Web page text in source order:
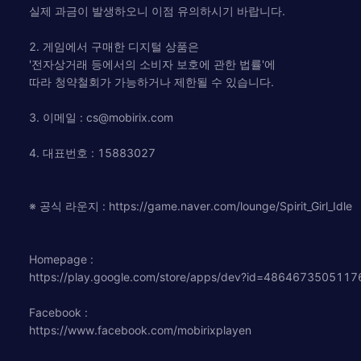
실제 과금이 발생하오니 이점 유의하시기 바랍니다.
2. 게임에서 구매한 디지털 상품은
'전자상거래 등에서의 소비자 보호에 관한 법률'에
따라 청약철회가 가능하거나 제한될 수 있습니다.
3. 이메일 : cs@mobirix.com
4. 대표번호 : 15883027
※ 공식 라운지 : https://game.naver.com/lounge/Spirit_Girl_Idle
Homepage :
https://play.google.com/store/apps/
Facebook :
https://www.facebook.com/mobirixplayen